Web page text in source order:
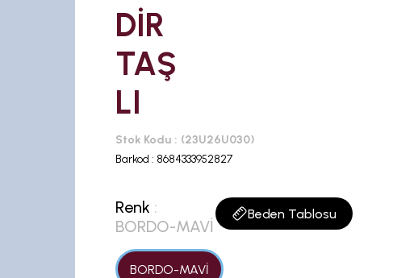
DİR
TAŞ
LI
Stok Kodu
(23U26U030)
Barkod : 8684333952827
Renk Beden Tablosu
:
BORDO-MAVİ
BORDO-MAVİ